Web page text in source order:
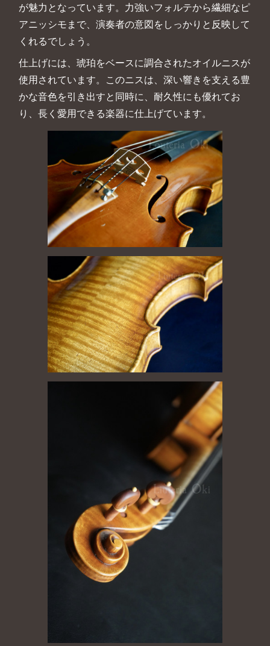
が魅力となっています。力強いフォルテから繊細なピ
アニッシモまで、演奏者の意図をしっかりと反映して
くれるでしょう。
仕上げには、琥珀をベースに調合されたオイルニスが
使用されています。このニスは、深い響きを支える豊
かな音色を引き出すと同時に、耐久性にも優れてお
り、長く愛用できる楽器に仕上げています。